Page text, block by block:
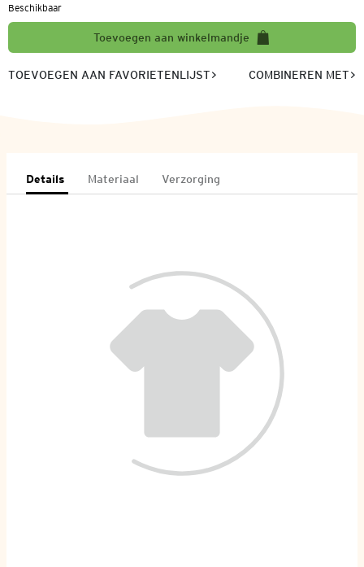
Beschikbaar
Toevoegen aan winkelmandje
TOEVOEGEN AAN FAVORIETENLIJST COMBINEREN MET
Details Materiaal Verzorging